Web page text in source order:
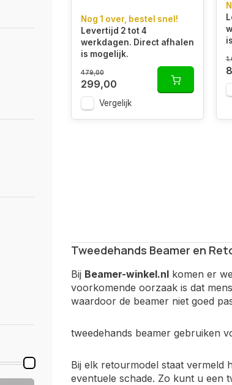
Nog 1 over, bestel snel!
Levertijd 2 tot 4
werkdagen. Direct afhalen
is mogelijk.
479,00
299,00
Vergelijk
Tweedehands Beamer en
Bij Beamer-winkel.nlkomen er
voorkomende oorzaak is dat
waardoor de beamer niet goed
tweedehands beamer gebruiken
Bij elk retourmodel staat vermeld
eventuele schade. Zo kunt u een